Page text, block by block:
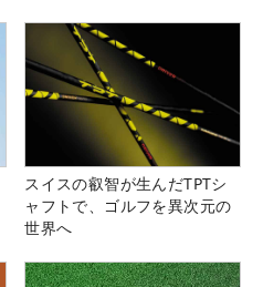
スイスの叡智が生んだTPTシ
ャフトで、ゴルフを異次元の
世界へ